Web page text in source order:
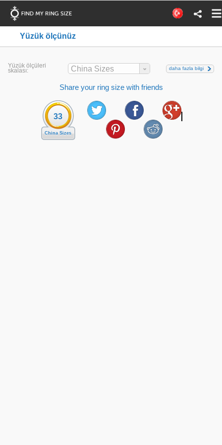
Yüzük ölçünüz
Yüzük ölçüleri
skalası: China Sizes daha fazla bilgi
Share your ring size with friends
33
China Sizes